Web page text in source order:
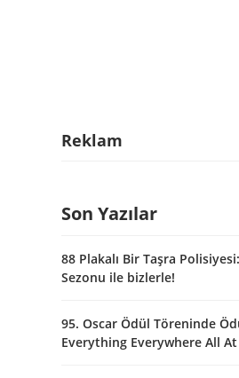
Reklam
Son Yazılar
88 Plakalı Bir Taşra
Sezonu ile bizlerle!
95. Oscar Ödül Töreninde
Everything Everywhere All